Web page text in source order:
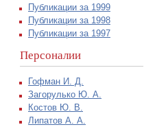
Публикации за 1999
Публикации за 1998
Публикации за 1997
Персоналии
Гофман И. Д.
Загорулько Ю. А.
Костов Ю. В.
Липатов А. А.